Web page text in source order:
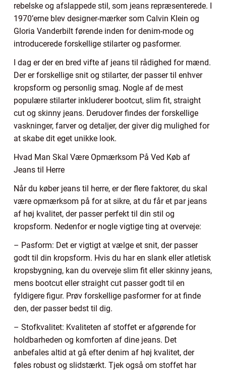
rebelske og afslappede stil, som jeans repræsenterede. I
1970’erne blev designer-mærker som Calvin Klein og
Gloria Vanderbilt førende inden for denim-mode og
introducerede forskellige stilarter og pasformer.
I dag er der en bred vifte af jeans til rådighed for mænd.
Der er forskellige snit og stilarter, der passer til enhver
kropsform og personlig smag. Nogle af de mest
populære stilarter inkluderer bootcut, slim fit, straight
cut og skinny jeans. Derudover findes der forskellige
vaskninger, farver og detaljer, der giver dig mulighed for
at skabe dit eget unikke look.
Hvad Man Skal Være Opmærksom På Ved Køb af
Jeans til Herre
Når du køber jeans til herre, er der flere faktorer, du skal
være opmærksom på for at sikre, at du får et par jeans
af høj kvalitet, der passer perfekt til din stil og
kropsform. Nedenfor er nogle vigtige ting at overveje:
– Pasform: Det er vigtigt at vælge et snit, der passer
godt til din kropsform. Hvis du har en slank eller atletisk
kropsbygning, kan du overveje slim fit eller skinny jeans,
mens bootcut eller straight cut passer godt til en
fyldigere figur. Prøv forskellige pasformer for at finde
den, der passer bedst til dig.
– Stofkvalitet: Kvaliteten af stoffet er afgørende for
holdbarheden og komforten af dine jeans. Det
anbefales altid at gå efter denim af høj kvalitet, der
føles robust og slidstærkt. Tjek også om stoffet har